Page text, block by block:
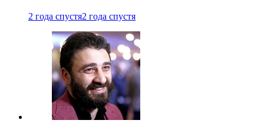
2 года спустя2 года спустя